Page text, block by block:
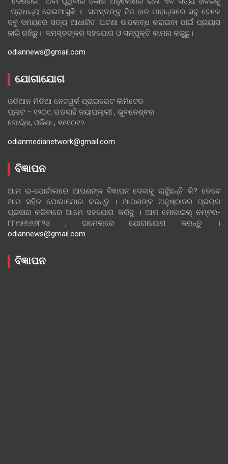
ପ୍ରାଧାନ୍ୟ ଦେଇଆସୁଛି । ସମସ୍ତଙ୍କୁ ନିଜ ହାତ ପାହାନ୍ତାରେ ସବୁ ବେଳେ
ସବୁ ସମୟରେ ସତ୍ୟ ଆଧାରିତ ଘଟଣା ଉପଲବ୍ଧ କରାଇବା ପାଇଁ ପ୍ରୟାସ
ଜାରି ରଖିଛୁ। ସମସ୍ତଙ୍କର ସହଯୋଗ ଓ ସମ୍ପୃକ୍ତି କାମନା କରୁଛୁ।
odiannews@gmail.com
ଯୋଗାଯୋଗ
ଓଡିଆନ ମିଡିଆ ନେଟୱର୍କ ପ୍ରାଇଭେଟ ଲିମିଟେଡ
ପ୍ଲଟ – ୧୨୦୯, ଗଡସାହି ନୟାପଲ୍ଲୀ , ଭୁବନେଶ୍ଵର
ଖୋର୍ଦ୍ଧା, ଓଡିଶା , ୭୫୧୦୧୨
odianmedianetwork@gmail.com
ବିଜ୍ଞାପନ
ଆମ ଇ-ପୋର୍ଟାଲରେ ଆପଣଙ୍କ ବିଜ୍ଞାପନ ଦେବାକୁ ଚାହୁଁଛନ୍ତି କି? ତେବେ
ଆମ ସହିତ ଯୋଗାଯୋଗ କରନ୍ତୁ । ଆପଣଙ୍କ ଅନୁଷ୍ଠାନର ପ୍ରଚାର
ପ୍ରସାର କରିବାରେ ଆମେ ସହଯୋଗ କରିବୁ । ଆମ ମୋବାଇଲ୍ ନମ୍ବର-
୮୮୯୫୭୬୬୮୨୪ , ଇମେଲରେ ଯୋଗାଯୋଗ କରନ୍ତୁ ।
odiannews@gmail.com
ବିଜ୍ଞାପନ